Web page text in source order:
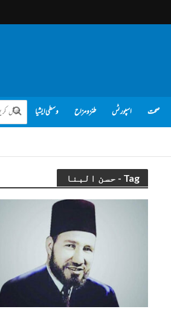
صحت اسپورٹس طنز و مزاح وسطی ایشیا
Tag - حسن البنا